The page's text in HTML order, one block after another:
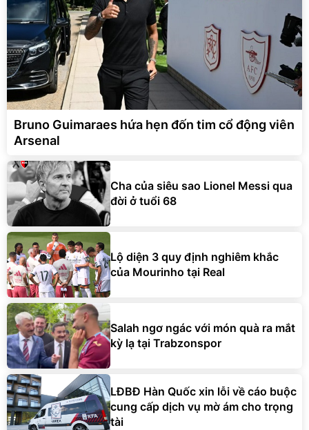
Bruno Guimaraes hứa hẹn đốn tim cổ động viên
Arsenal
Cha của siêu sao Lionel Messi qua
đời ở tuổi 68
Lộ diện 3 quy định nghiêm khắc
của Mourinho tại Real
Salah ngơ ngác với món quà ra mắt
kỳ lạ tại Trabzonspor
LĐBĐ Hàn Quốc xin lỗi về cáo buộc
cung cấp dịch vụ mờ ám cho trọng
tài